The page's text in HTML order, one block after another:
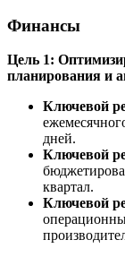
Финансы
Цель 1:
планирования и
Ключевой
дней.
Ключевой
квартал.
Ключевой